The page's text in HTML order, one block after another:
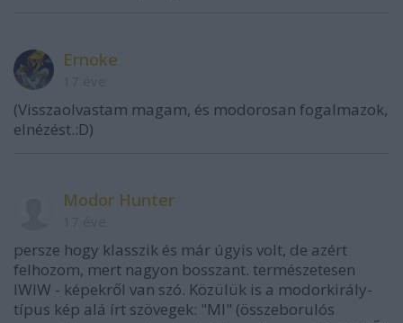
Ernoke
(Visszaolvastam magam, és modorosan fogalmazok,
elnézést.:D)
Modor Hunter
persze hogy klasszik és már úgyis volt, de azért
felhozom, mert nagyon bosszant. természetesen
IWIW - képekről van szó. Közülük is a modorkirály-
típus kép alá írt szövegek: "MI" (összeborulós